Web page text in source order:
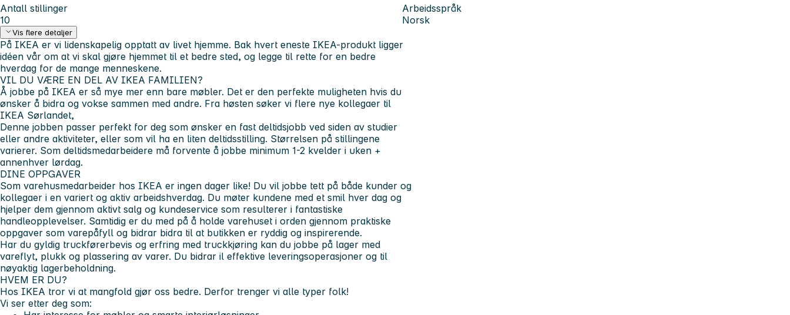
Antall stillinger
10
Arbeidsspråk
Norsk
Vis flere detaljer
På IKEA er vi lidenskapelig opptatt av livet hjemme. Bak hvert eneste IKEA-produkt ligger
idéen vår om at vi skal gjøre hjemmet til et bedre sted, og legge til rette for en bedre
hverdag for de mange menneskene.
VIL DU VÆRE EN DEL AV IKEA FAMILIEN?
Å jobbe på IKEA er så mye mer enn bare møbler. Det er den perfekte muligheten hvis du
ønsker å bidra og vokse sammen med andre. Fra høsten søker vi flere nye kollegaer til
IKEA Sørlandet,
Denne jobben passer perfekt for deg som ønsker en fast deltidsjobb ved siden av studier
eller andre aktiviteter, eller som vil ha en liten deltidsstilling. Størrelsen på stillingene
varierer. Som deltidsmedarbeidere må forvente å jobbe minimum 1-2 kvelder i uken +
annenhver lørdag.
DINE OPPGAVER
Som varehusmedarbeider hos IKEA er ingen dager like! Du vil jobbe tett på både kunder og
kollegaer i en variert og aktiv arbeidshverdag. Du møter kundene med et smil hver dag og
hjelper dem gjennom aktivt salg og kundeservice som resulterer i fantastiske
handleopplevelser. Samtidig er du med på å holde varehuset i orden gjennom praktiske
oppgaver som varepåfyll og bidrar bidra til at butikken er ryddig og inspirerende.
Har du gyldig truckførerbevis og erfring med truckkjøring kan du jobbe på lager med
vareflyt, plukk og plassering av varer. Du bidrar il effektive leveringsoperasjoner og til
nøyaktig lagerbeholdning.
HVEM ER DU?
Hos IKEA tror vi at mangfold gjør oss bedre. Derfor trenger vi alle typer folk!
Vi ser etter deg som: